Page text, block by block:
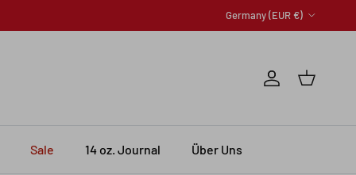
Country/Region
Germany (EUR €)
Account
Cart
Sale 14 oz. Journal Über Uns